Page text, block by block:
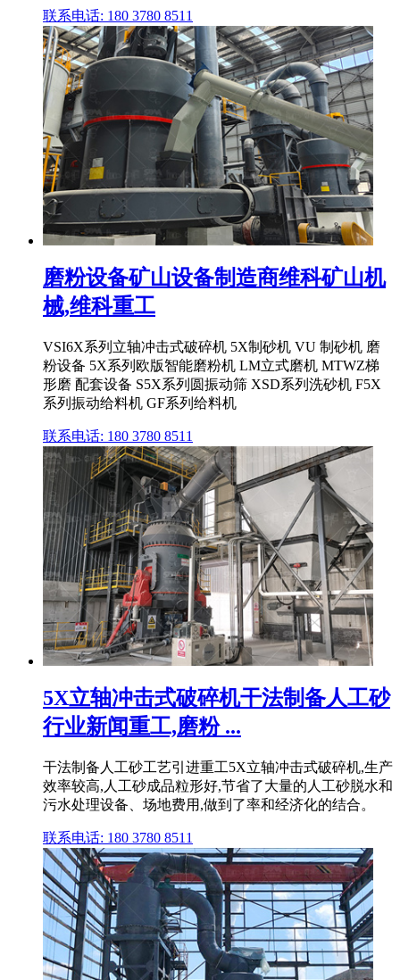
联系电话: 180 3780 8511
磨粉设备矿山设备制造商维科矿山机
械,维科重工
VSI6X系列立轴冲击式破碎机 5X制砂机 VU 制砂机 磨
粉设备 5X系列欧版智能磨粉机 LM立式磨机 MTWZ梯
形磨 配套设备 S5X系列圆振动筛 XSD系列洗砂机 F5X
系列振动给料机 GF系列给料机
联系电话: 180 3780 8511
5X立轴冲击式破碎机干法制备人工砂
行业新闻重工,磨粉 ...
干法制备人工砂工艺引进重工5X立轴冲击式破碎机,生产
效率较高,人工砂成品粒形好,节省了大量的人工砂脱水和
污水处理设备、场地费用,做到了率和经济化的结合。
联系电话: 180 3780 8511